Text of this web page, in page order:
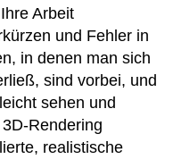
Arbeit
und Fehler in
in denen man sich
sind vorbei, und
sehen und
Rendering
realistische